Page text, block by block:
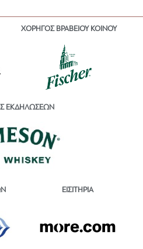
ΧΟΡΗΓΟΣ ΒΡΑΒΕΙΟΥ ΚΟΙΝΟΥ
ΕΚΔΗΛΩΣΕΩΝ
ΕΙΣΙΤΗΡΙΑ